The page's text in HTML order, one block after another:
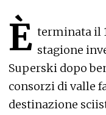
È terminata il
stagione
Superski dopo
consorzi di valle
destinazione